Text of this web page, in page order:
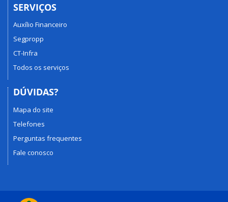
SERVIÇOS
Auxílio Financeiro
Segpropp
CT-Infra
Todos os serviços
DÚVIDAS?
Mapa do site
Telefones
Perguntas frequentes
Fale conosco